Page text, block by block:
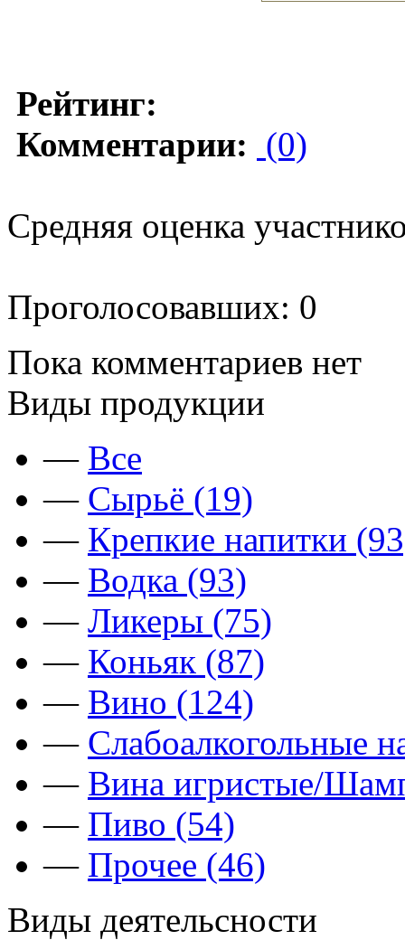
Рейтинг:
Комментарии: (0)
Средняя оценка
Проголосовавших: 0
Пока комментариев нет
Виды продукции
— Все
— Сырьё (19)
— Крепкие напитки
— Водка (93)
— Ликеры (75)
— Коньяк (87)
— Вино (124)
— Слабоалкогольные
— Вина игристые/
— Пиво (54)
— Прочее (46)
Виды деятельсности